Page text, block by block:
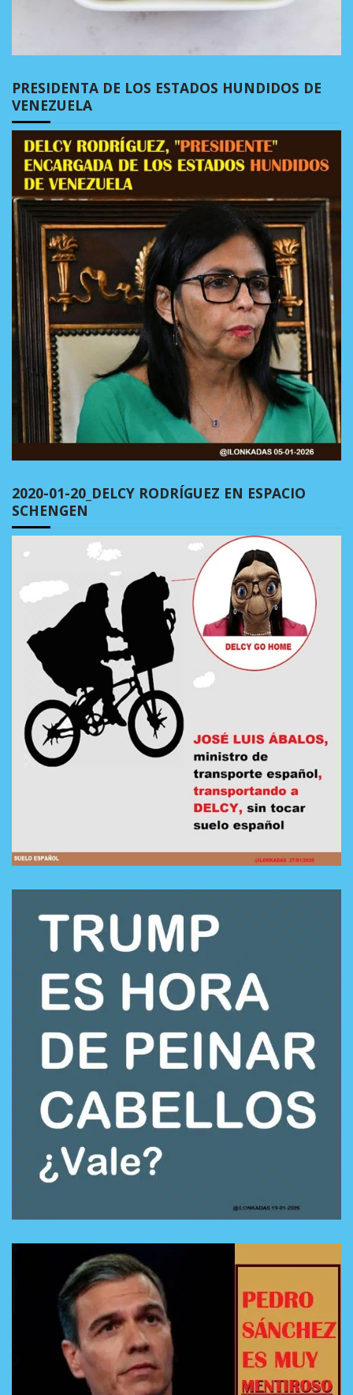
PRESIDENTA DE LOS ESTADOS HUNDIDOS DE
VENEZUELA
2020-01-20_DELCY RODRÍGUEZ EN ESPACIO
SCHENGEN